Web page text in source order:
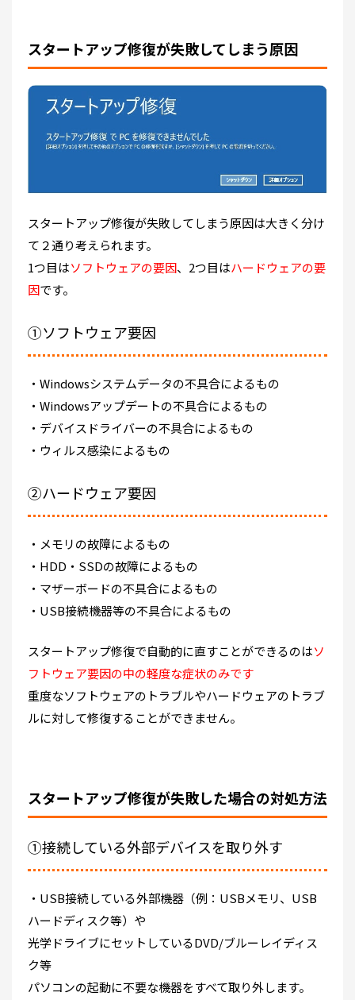
スタートアップ修復が失敗してしまう原因
スタートアップ修復が失敗してしまう原因は大きく分け
て２通り考えられます。
1つ目はソフトウェアの要因、2つ目はハードウェアの要
因です。
①ソフトウェア要因
・Windowsシステムデータの不具合によるもの
・Windowsアップデートの不具合によるもの
・デバイスドライバーの不具合によるもの
・ウィルス感染によるもの
②ハードウェア要因
・メモリの故障によるもの
・HDD・SSDの故障によるもの
・マザーボードの不具合によるもの
・USB接続機器等の不具合によるもの
スタートアップ修復で自動的に直すことができるのはソ
フトウェア要因の中の軽度な症状のみです
重度なソフトウェアのトラブルやハードウェアのトラブ
ルに対して修復することができません。
スタートアップ修復が失敗した場合の対処方法
①接続している外部デバイスを取り外す
・USB接続している外部機器（例：USBメモリ、USB
ハードディスク等）や
光学ドライブにセットしているDVD/ブルーレイディス
ク等
パソコンの起動に不要な機器をすべて取り外します。